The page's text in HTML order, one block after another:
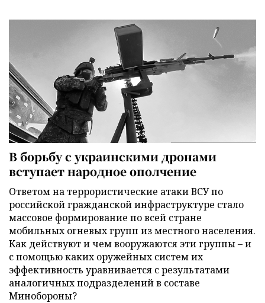
В борьбу с украинскими дронами
вступает народное ополчение
Ответом на террористические атаки ВСУ по
российской гражданской инфраструктуре стало
массовое формирование по всей стране
мобильных огневых групп из местного населения.
Как действуют и чем вооружаются эти группы – и
с помощью каких оружейных систем их
эффективность уравнивается с результатами
аналогичных подразделений в составе
Минобороны?